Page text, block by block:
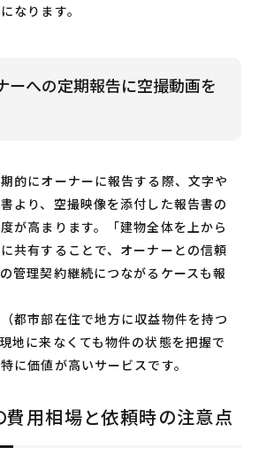
なります。
ーへの定期報告に空撮動画を
的にオーナーに報告する際、文字や
より、空撮映像を添付した報告書の
が高まります。「建物全体を上から
共有することで、オーナーとの信頼
管理契約継続につながるケースも報
都市部在住で地方に収益物件を持つ
地に来なくても物件の状態を把握で
に価値が高いサービスです。
費用相場と依頼時の注意点